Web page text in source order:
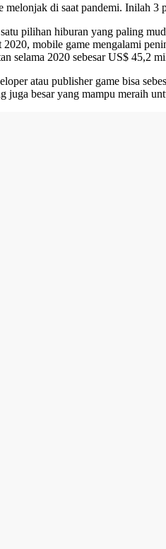
melonjak di saat pandemi. Inilah 3
pilihan hiburan yang paling
mobile game mengalami
selama 2020 sebesar US$ 45,2
atau publisher game bisa
juga besar yang mampu meraih